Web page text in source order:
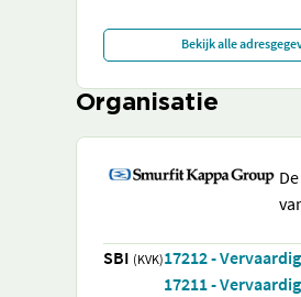
Bekijk alle
Organisatie
SBI (KVK)17212 -
17211 -